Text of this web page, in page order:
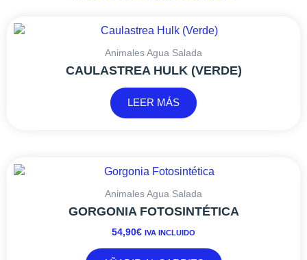
Animales Agua Salada
CAULASTREA HULK (VERDE)
LEER MÁS
Animales Agua Salada
GORGONIA FOTOSINTÉTICA
54,90€ IVA INCLUIDO